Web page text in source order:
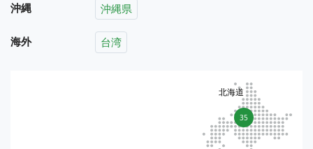
沖縄 沖縄県
海外 台湾
35
北海道